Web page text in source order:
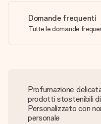
Domande frequenti
Tutte le domande
Profumazione
prodotti stostenibili
Personalizzato con
personale